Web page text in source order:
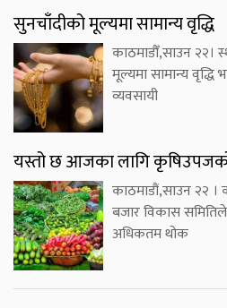
सुनचाँदीको मूल्यमा सामान्य वृद्धि
काठमाडौँ,साउन २२।
मूल्यमा सामान्य
व्यवसायी
यस्तो छ आजका लागि
काठमाडौं,साउन २२
बजार विकास
अधिकतम थोक